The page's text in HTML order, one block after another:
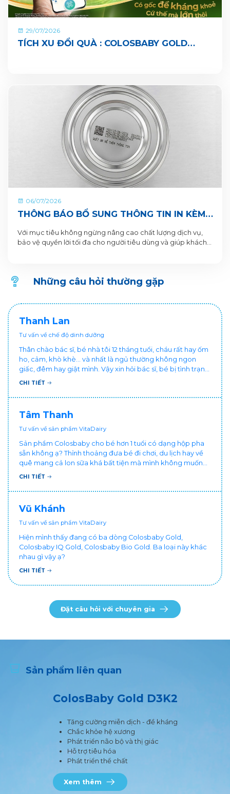
29/07/2026
TÍCH XU ĐỔI QUÀ : COLOSBABY GOLD
06/07/2026
THÔNG BÁO BỔ SUNG THÔNG TIN IN KÈM
PHẨM
Với mục tiêu không ngừng nâng cao chất lượng dịch vụ,
bảo vệ quyền lời tối đa cho người tiêu dùng và giúp khách
Những câu hỏi thường gặp
Thanh Lan
Tư vấn về chế độ dinh dưỡng
Thân chào bác sĩ, bé nhà tôi 12 tháng tuổi, cháu rất hay ốm
ho, cảm, khò khè... và nhất là ngủ thường không ngon
giấc, đêm hay giật mình. Vậy xin hỏi bác sĩ, bé bị tình trạng
vậy nên làm sao để con khỏe mạnh và ngủ ngon giấc hơn
chăm cháu hay ốm ạ?. Cảm ơn bác sĩ.
CHI TIẾT
Tâm Thanh
Tư vấn về sản phẩm VitaDairy
Sản phẩm Colosbaby cho bé hơn 1 tuổi có dạng hộp pha
sẵn không ạ? Thỉnh thoảng đưa bé đi chơi, du lịch hay về
quê mang cả lon sữa khá bất tiện mà mình không muốn
đổi cho bé dùng sữa tươi hộp khác sợ bé nạ sữa ảnh
CHI TIẾT
Vũ Khánh
Tư vấn về sản phẩm VitaDairy
Hiện mình thấy đang có ba dòng Colosbaby Gold,
Colosbaby IQ Gold, Colosbaby Bio Gold. Ba loại này khác
nhau gì vậy ạ?
CHI TIẾT
Đặt câu hỏi với chuyên gia
Sản phẩm liên quan
ColosBaby Gold D3K2
Tăng cường miễn dịch - đề kháng
Chắc khỏe hệ xương
Phát triển não bộ và thị giác
Hỗ trợ tiêu hóa
Phát triển thể chất
Xem thêm